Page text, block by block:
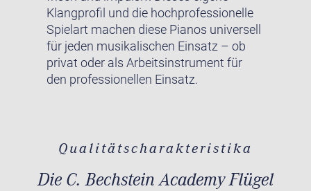
Klangprofil und die hochprofessionelle
Spielart machen diese Pianos universell
für jeden musikalischen Einsatz – ob
privat oder als Arbeitsinstrument für
den professionellen Einsatz.
Qualitätscharakteristika
Die C. Bechstein Academy Flügel